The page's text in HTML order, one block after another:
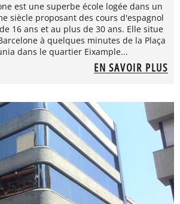
est une superbe école logée dans un
siècle proposant des cours d'espagnol
16 ans et au plus de 30 ans. Elle situe
à quelques minutes de la Plaça
dans le quartier Eixample...
EN SAVOIR PLUS